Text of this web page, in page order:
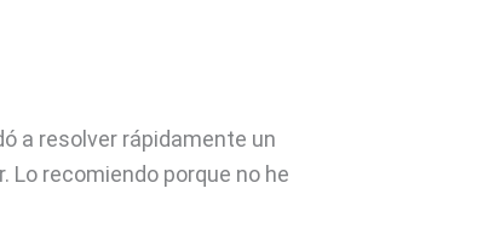
a resolver rápidamente un
Lo recomiendo porque no he